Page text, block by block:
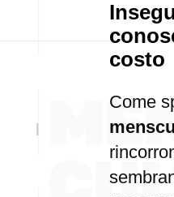
costo
Come